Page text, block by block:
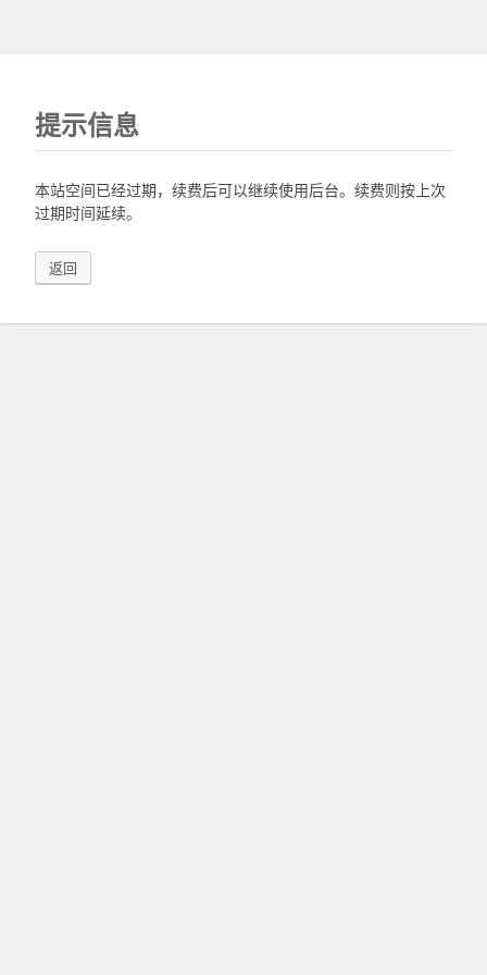
提示信息
本站空间已经过期，续费后可以继续使用后台。续费则按上次
过期时间延续。
返回